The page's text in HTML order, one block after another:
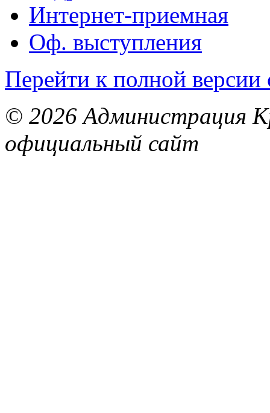
Интернет-приемная
Оф. выступления
Перейти к полной версии
© 2026 Администрация
официальный сайт